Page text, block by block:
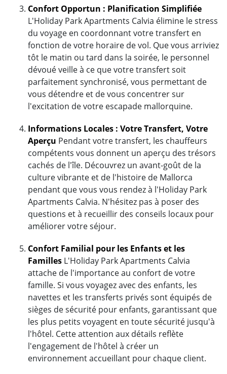
Confort Opportun : Planification Simplifiée
L'Holiday Park Apartments Calvia élimine le stress
du voyage en coordonnant votre transfert en
fonction de votre horaire de vol. Que vous arriviez
tôt le matin ou tard dans la soirée, le personnel
dévoué veille à ce que votre transfert soit
parfaitement synchronisé, vous permettant de
vous détendre et de vous concentrer sur
l'excitation de votre escapade mallorquine.
Informations Locales : Votre Transfert, Votre
Aperçu Pendant votre transfert, les chauffeurs
compétents vous donnent un aperçu des trésors
cachés de l'île. Découvrez un avant-goût de la
culture vibrante et de l'histoire de Mallorca
pendant que vous vous rendez à l'Holiday Park
Apartments Calvia. N'hésitez pas à poser des
questions et à recueillir des conseils locaux pour
améliorer votre séjour.
Confort Familial pour les Enfants et les
Familles L'Holiday Park Apartments Calvia
attache de l'importance au confort de votre
famille. Si vous voyagez avec des enfants, les
navettes et les transferts privés sont équipés de
sièges de sécurité pour enfants, garantissant que
les plus petits voyagent en toute sécurité jusqu'à
l'hôtel. Cette attention aux détails reflète
l'engagement de l'hôtel à créer un
environnement accueillant pour chaque client.